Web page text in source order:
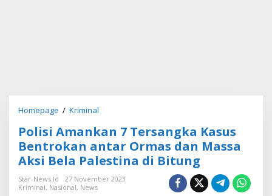
Homepage / Kriminal
l
i
s
i
A
Polisi Amankan 7 Tersangka Kasus
Bentrokan antar Ormas dan Massa
Aksi Bela Palestina di Bitung
Star-News.id
27 November 2023
Kriminal, Nasional, News